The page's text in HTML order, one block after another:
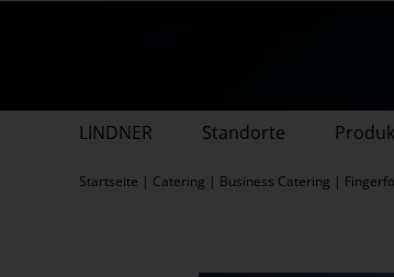
LINDNER Standorte
Startseite | Catering | Business Catering |